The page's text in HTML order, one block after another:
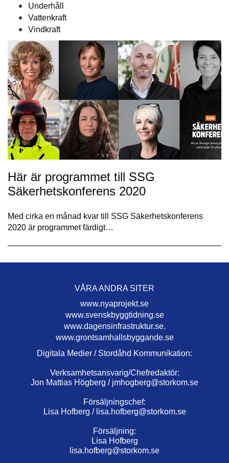
Underhåll
Vattenkraft
Vindkraft
Här är programmet till SSG
Säkerhetskonferens 2020
Med cirka en månad kvar till SSG Säkerhetskonferens
2020 är programmet färdigt…
VÅRA ANDRA SITER
www.nyaprojekt.se
www.svenskbyggtidning.se
www.dagensinfrastruktur.se.
www.grontsamhallsbyggande.se
Digitala Medier / Stordåhd Kommunikation:
Verksamhetsansvarig/Chefredaktör:
Jon Mattias Högberg / jmhogberg@storkom.se
Försäljningschef:
Lisa Hofberg / lisa.hofberg@storkom.se
Försäljning:
Lisa Hofberg
lisa.hofberg@storkom.se